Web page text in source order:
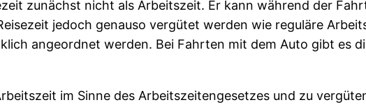
zunächst nicht als Arbeitszeit. Er kann während der
jedoch genauso vergütet werden wie reguläre
angeordnet werden. Bei Fahrten mit dem Auto gibt es
im Sinne des Arbeitszeitengesetzes und zu